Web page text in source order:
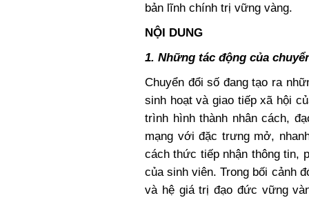
bản lĩnh chính trị vững vàng.
NỘI DUNG
1. Những tác động của
Chuyển đổi số đang tạo ra
sinh hoạt và giao tiếp xã hội
trình hình thành nhân cách,
mạng với đặc trưng mở,
cách thức tiếp nhận thông tin,
của sinh viên. Trong bối cảnh
và hệ giá trị đạo đức vững